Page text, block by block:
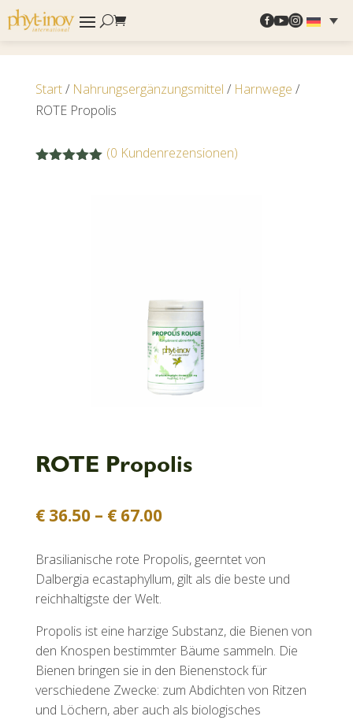

Start/ Nahrungsergänzungsmittel / Harnwege /
ROTE Propolis
(0 Kundenrezensionen)
ROTE Propolis
€36.50 – €67.00Preisspanne:
bis
€ 67.00
Brasilianische rote Propolis, geerntet von
Dalbergia ecastaphyllum, gilt als die beste und
reichhaltigste der Welt.
Propolis ist eine harzige Substanz, die Bienen von
den Knospen bestimmter Bäume sammeln. Die
Bienen bringen sie in den Bienenstock für
verschiedene Zwecke: zum Abdichten von Ritzen
und Löchern, aber auch als biologisches